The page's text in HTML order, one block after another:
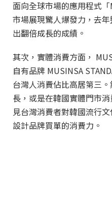
面向全球市場的應用程式
市場展現驚人爆發力，去
出翻倍成長的成績。
其次，實體消費方面，
自有品牌 MUSINSA
台灣人消費佔比高居第三
長，或是在韓國實體門市
見台灣消費者對韓國流行
設計品牌買單的消費力。